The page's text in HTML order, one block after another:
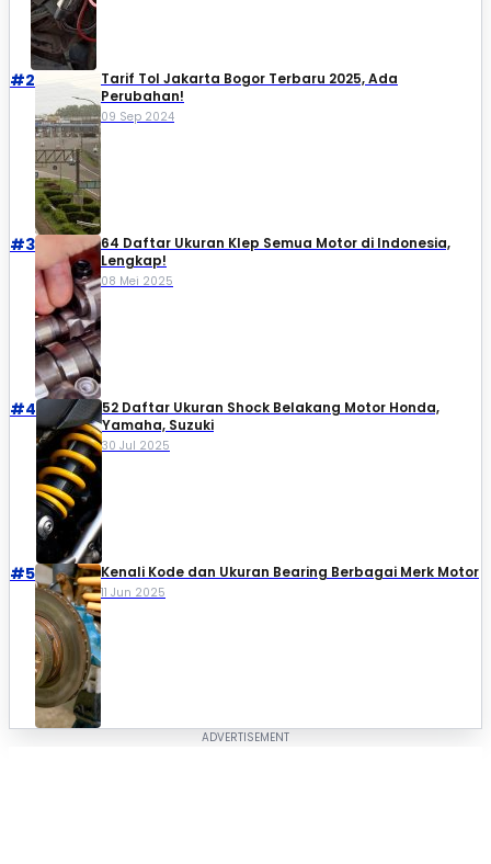
#2
Tarif Tol Jakarta Bogor Terbaru 2025, Ada
Perubahan!
09 Sep 2024
#3
64 Daftar Ukuran Klep Semua Motor di Indonesia,
Lengkap!
08 Mei 2025
#4
52 Daftar Ukuran Shock Belakang Motor Honda,
Yamaha, Suzuki​
30 Jul 2025
#5 Kenali Kode dan Ukuran Bearing Berbagai Merk Motor
11 Jun 2025